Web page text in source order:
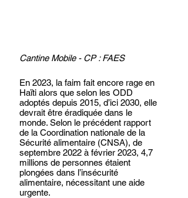
Cantine Mobile - CP : FAES
En 2023, la faim fait encore rage en
Haïti alors que selon les ODD
adoptés depuis 2015, d’ici 2030, elle
devrait être éradiquée dans le
monde. Selon le précédent rapport
de la Coordination nationale de la
Sécurité alimentaire (CNSA), de
septembre 2022 à février 2023, 4,7
millions de personnes étaient
plongées dans l’insécurité
alimentaire, nécessitant une aide
urgente.